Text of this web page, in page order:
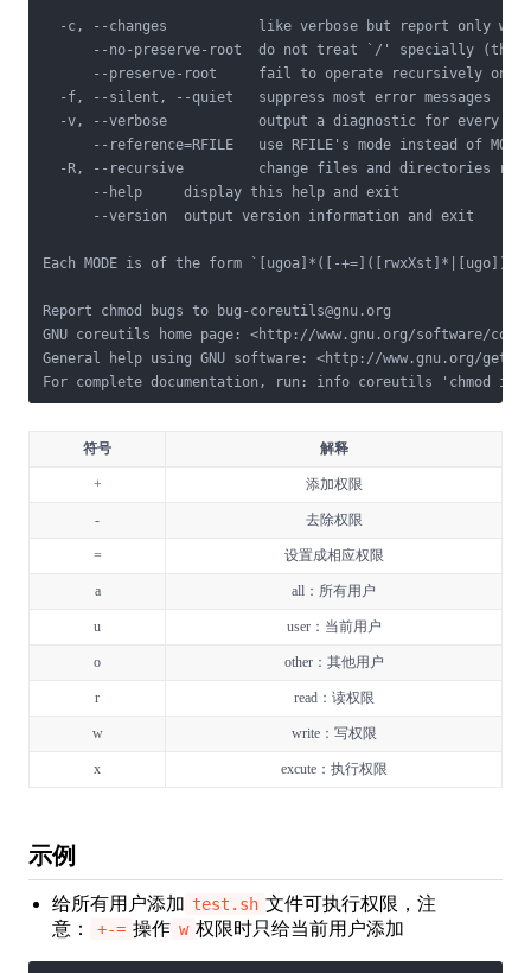
-c, --changes           like verbose but report only
--no-preserve-root  do not treat `/' specially (the
--preserve-root     fail to operate recursively on
  -f, --silent, --quiet   suppress most error messages
-v, --verbose           output a diagnostic for every
--reference=RFILE   use RFILE's mode instead of MODE
-R, --recursive         change files and directories
      --help     display this help and exit
      --version  output version information and exit
Each MODE is of the form `[ugoa]*([-
Report chmod bugs to bug-coreutils@gnu.org
GNU coreutils home page: <http://www.gnu.org/software/
General help using GNU software: <http://www.gnu.org/
For complete documentation, run: info coreutils 'chmod
符号 解释
+ 添加权限
- 去除权限
= 设置成相应权限
a all：所有用户
u user：当前用户
o other：其他用户
r read：读权限
w write：写权限
x excute：执行权限
示例
给所有用户添加 test.sh 文件可执行权限，注
意：
+-= 操作 w 权限时只给当前用户添加